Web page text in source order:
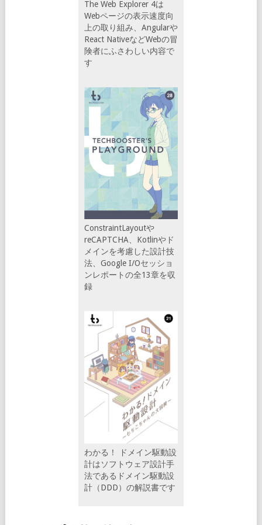
The Web Explorer 4は
Webページの表示速度向
上の取り組み、Angularや
React NativeなどWebの冒
険者にふさわしい内容で
す
ConstraintLayoutや
reCAPTCHA、Kotlinやド
メインを考慮した設計技
法、Google I/Oセッショ
ンレポートの全13章を収
録
わかる！ ドメイン駆動設
計はソフトウェア設計手
法であるドメイン駆動設
計（DDD）の解説書です